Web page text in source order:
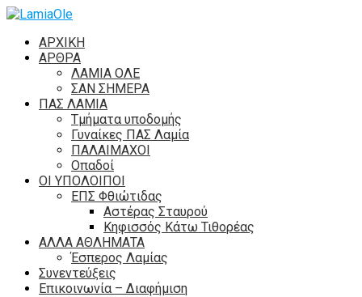
ΑΡΧΙΚΗ
ΑΡΘΡΑ
ΛΑΜΙΑ ΟΛΕ
ΣΑΝ ΣΗΜΕΡΑ
ΠΑΣ ΛΑΜΙΑ
Τμήματα υποδομής
Γυναίκες ΠΑΣ Λαμία
ΠΑΛΑΙΜΑΧΟΙ
Οπαδοί
ΟΙ ΥΠΟΛΟΙΠΟΙ
ΕΠΣ Φθιώτιδας
Αστέρας Σταυρού
Κηφισσός Κάτω Τιθορέας
ΑΛΛΑ ΑΘΛΗΜΑΤΑ
Έσπερος Λαμίας
Συνεντεύξεις
Επικοινωνία – Διαφήμιση